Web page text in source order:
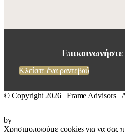
Επικοινωνήστε
Κλείστε ένα ραντεβού
© Copyright 2026 | Frame Advisors |
by
Χρησιμοποιούμε cookies για να σας